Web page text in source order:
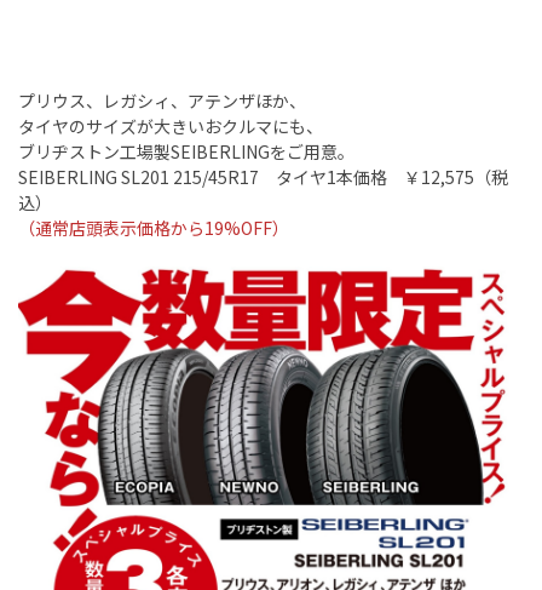
プリウス、レガシィ、アテンザほか、
タイヤのサイズが大きいおクルマにも、
ブリヂストン工場製SEIBERLINGをご用意。
SEIBERLING SL201 215/45R17 タイヤ1本価格 ￥12,575（税
込）
（通常店頭表示価格から19%OFF）